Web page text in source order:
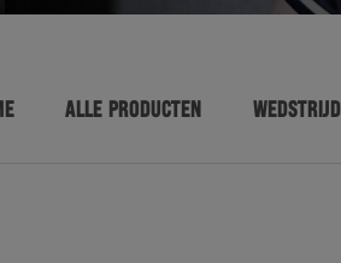
ALLE PRODUCTEN WEDSTRIJD